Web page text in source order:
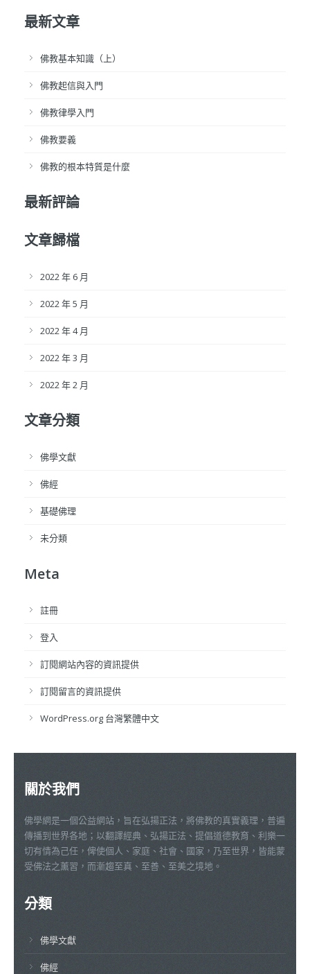
最新文章
佛教基本知識（上）
佛教起信與入門
佛教律學入門
佛教要義
佛教的根本特質是什麼
最新評論
文章歸檔
2022 年 6 月
2022 年 5 月
2022 年 4 月
2022 年 3 月
2022 年 2 月
文章分類
佛學文獻
佛經
基礎佛理
未分類
Meta
註冊
登入
訂閱網站內容的資訊提供
訂閱留言的資訊提供
WordPress.org 台灣繁體中文
關於我們
佛學網是一個公益網站，旨在弘揚正法，將佛教的真實義理，普遍
傳播到世界各地；以翻譯經典、弘揚正法、提倡道德教育、利樂一
切有情為己任，俾使個人、家庭、社會、國家，乃至世界，皆能蒙
受佛法之薰習，而漸趨至真、至善、至美之境地。
分類
佛學文獻
佛經